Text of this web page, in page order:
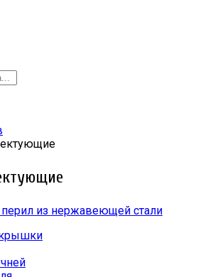
из нержавеющей стали